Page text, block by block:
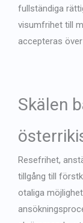
fullständiga
visumfrihet till
accepteras över
Skälen
Resefrihet,
tillgång till
otaliga